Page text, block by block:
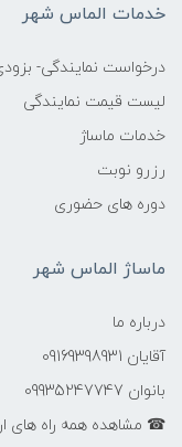
خدمات الماس شهر
درخواست نمایندگی-
لیست قیمت نمایندگی
خدمات ماساژ
رزرو نوبت
دوره های حضوری
ماساژ الماس شهر
درباره ما
آقایان 09169398931
بانوان 09935247747
☎ مشاهده همه راه های